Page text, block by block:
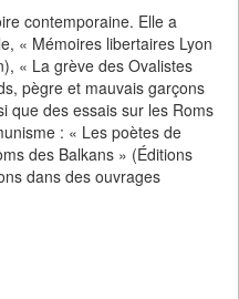
contemporaine. Elle a
« Mémoires libertaires Lyon
« La grève des Ovalistes
pègre et mauvais garçons
que des essais sur les Roms
: « Les poètes de
des Balkans » (Éditions
dans des ouvrages